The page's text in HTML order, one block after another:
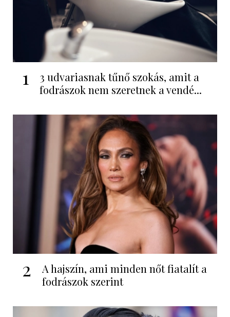
1
3 udvariasnak tűnő szokás, amit a
fodrászok nem szeretnek a vendé...
2
A hajszín, ami minden nőt fiatalít a
fodrászok szerint